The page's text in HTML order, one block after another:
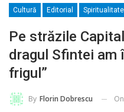
Cultură Editorial Spiritualitate
Pe străzile
dragul Sfintei am
frigul”
By Florin Dobrescu On